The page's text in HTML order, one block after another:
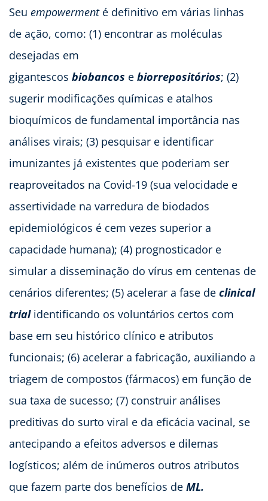
Seu empowermenté definitivo em várias linhas
de ação, como: (1) encontrar as moléculas
desejadas em
gigantescos biobancos e biorrepositórios; (2)
sugerir modificações químicas e atalhos
bioquímicos de fundamental importância nas
análises virais; (3) pesquisar e identificar
imunizantes já existentes que poderiam ser
reaproveitados na Covid-19 (sua velocidade e
assertividade na varredura de biodados
epidemiológicos é cem vezes superior a
capacidade humana); (4) prognosticador e
simular a disseminação do vírus em centenas de
cenários diferentes; (5) acelerar a fase de clinical
trialidentificando os voluntários certos com
base em seu histórico clínico e atributos
funcionais; (6) acelerar a fabricação, auxiliando a
triagem de compostos (fármacos) em função de
sua taxa de sucesso; (7) construir análises
preditivas do surto viral e da eficácia vacinal, se
antecipando a efeitos adversos e dilemas
logísticos; além de inúmeros outros atributos
que fazem parte dos benefícios de ML.